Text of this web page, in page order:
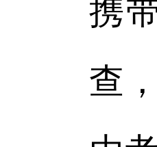
携
查